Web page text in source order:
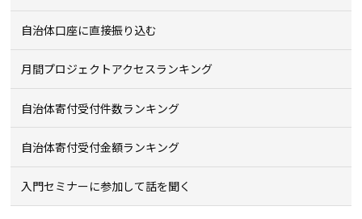
自治体口座に直接振り込む
月間プロジェクトアクセスランキング
自治体寄付受付件数ランキング
自治体寄付受付金額ランキング
入門セミナーに参加して話を聞く